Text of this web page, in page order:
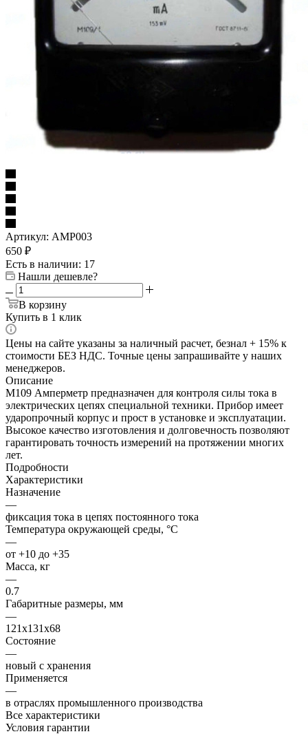
Артикул: AMP003
650 ₽
Есть в наличии: 17
Нашли дешевле?
В корзину
Купить в 1 клик
Цены на сайте указаны за наличный расчет, безнал + 15% к
стоимости БЕЗ НДС. Точные цены запрашивайте у наших
менеджеров.
Описание
М109 Амперметр предназначен для контроля силы тока в
электрических цепях специальной техники. Прибор имеет
ударопрочный корпус и прост в установке и эксплуатации.
Высокое качество изготовления и долговечность позволяют
гарантировать точность измерений на протяжении многих
лет.
Подробности
Характеристики
Назначение
—
фиксация тока в цепях постоянного тока
Температура окружающей среды, °C
—
от +10 до +35
Масса, кг
—
0.7
Габаритные размеры, мм
—
121x131x68
Состояние
—
новый с хранения
Применяется
—
в отраслях промышленного производства
Все характеристики
Условия гарантии